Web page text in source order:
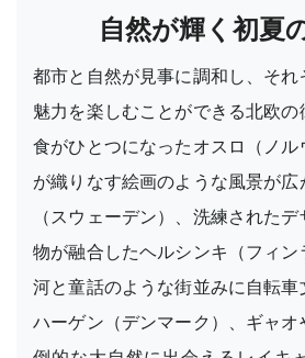
自然が輝く初夏
都市と自然が見事に調和し、そ
魅力を楽しむことができる北欧
食がひとつになったオスロ（ノ
が織りなす絵画のような風景が
（スウェーデン）、洗練された
物が融合したヘルシンキ（フィ
河と童話のような街並みに自転
ハーゲン（デンマーク）、ギャ